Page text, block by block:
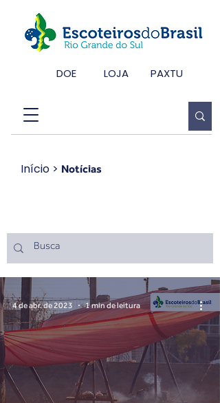
DOE LOJA PAXTU
Início > Notícias
4 de abr. de 2023 1 min de leitura